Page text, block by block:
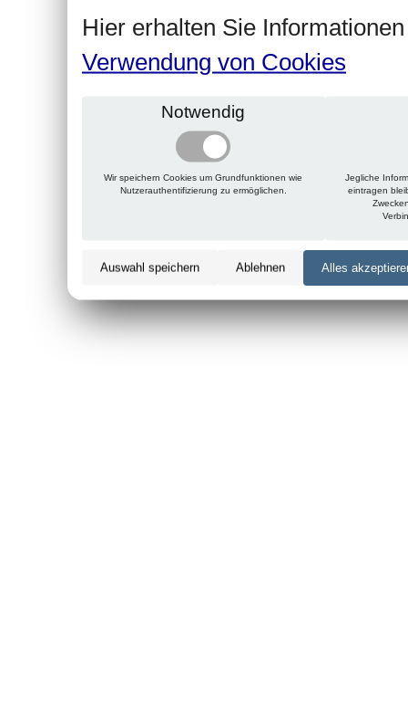
Hier erhalten Sie
Verwendung von Cookies
Notwendig
Wir speichern Cookies um Grundfunktionen wie
Nutzerauthentifizierung zu ermöglichen.
Jegliche
eintragen
Auswahl speichern Ablehnen Alles